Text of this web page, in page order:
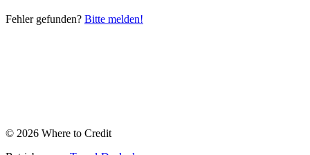
Fehler gefunden? Bitte melden!
© 2026 Where to Credit